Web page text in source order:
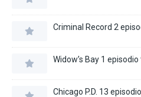
Criminal Record 2
Widow’s Bay 1 episodio
Chicago P.D. 13